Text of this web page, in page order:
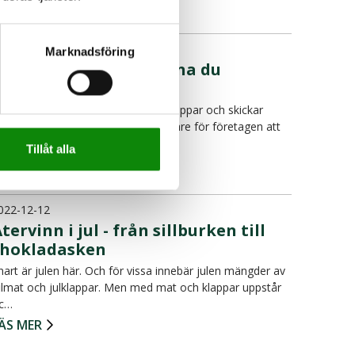
Marknadsföring
Tillåt alla
12-27
Vad händer med varorna du
returnerar?
du att mycket av det vi nätshoppar och skickar
slängs? Detta då det är billigare för företagen att
12-12
i jul - från sillburken till
är julen här. Och för vissa innebär julen mängder av
och julklappar. Men med mat och klappar uppstår
MER